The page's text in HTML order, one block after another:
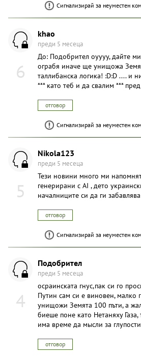
Сигнализирай за неуместен
6
khao
преди 5 месеца
До: Подобрител оуууу, дайте
ограбя иначе ще унищожа
таллибанска логика! :D:D .... и
*** като теб и да свалим ***
отговор
Сигнализирай за неуместен
5
Nikola123
преди 5 месеца
Тези новини много ми
генерирани с AI , дето
началниците си да ги
отговор
Сигнализирай за неуместен
4
Подобрител
преди 5 месеца
осраинската гнус,пак си го
Путин сам си е виновен, малко
унищожи Земята 100 пъти, а
биеше поне като Нетаняху
има време да мысли за
отговор